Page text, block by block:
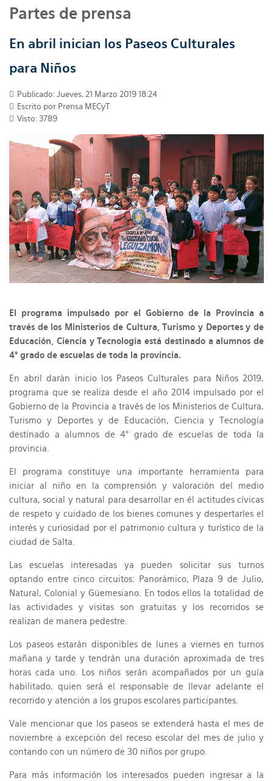
Partes de prensa
En abril inician los Paseos Culturales
para Niños
Publicado: Jueves, 21 Marzo 2019 18:24
Escrito por Prensa MECyT
Visto: 3789
El programa impulsado por el Gobierno de la Provincia a
través de los Ministerios de Cultura, Turismo y Deportes y de
Educación, Ciencia y Tecnología está destinado a alumnos de
4° grado de escuelas de toda la provincia.
En abril darán inicio los Paseos Culturales para Niños 2019,
programa que se realiza desde el año 2014 impulsado por el
Gobierno de la Provincia a través de los Ministerios de Cultura,
Turismo y Deportes y de Educación, Ciencia y Tecnología
destinado a alumnos de 4° grado de escuelas de toda la
provincia.
El programa constituye una importante herramienta para
iniciar al niño en la comprensión y valoración del medio
cultura, social y natural para desarrollar en él actitudes cívicas
de respeto y cuidado de los bienes comunes y despertarles el
interés y curiosidad por el patrimonio cultura y turístico de la
ciudad de Salta.
Las escuelas interesadas ya pueden solicitar sus turnos
optando entre cinco circuitos: Panorámico, Plaza 9 de Julio,
Natural, Colonial y Güemesiano. En todos ellos la totalidad de
las actividades y visitas son gratuitas y los recorridos se
realizan de manera pedestre.
Los paseos estarán disponibles de lunes a viernes en turnos
mañana y tarde y tendrán una duración aproximada de tres
horas cada uno. Los niños serán acompañados por un guía
habilitado, quien será el responsable de llevar adelante el
recorrido y atención a los grupos escolares participantes.
Vale mencionar que los paseos se extenderá hasta el mes de
noviembre a excepción del receso escolar del mes de julio y
contando con un número de 30 niños por grupo.
Para más información los interesados pueden ingresar a la